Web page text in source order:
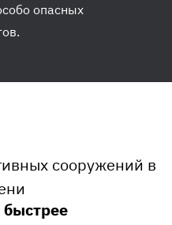
опасных